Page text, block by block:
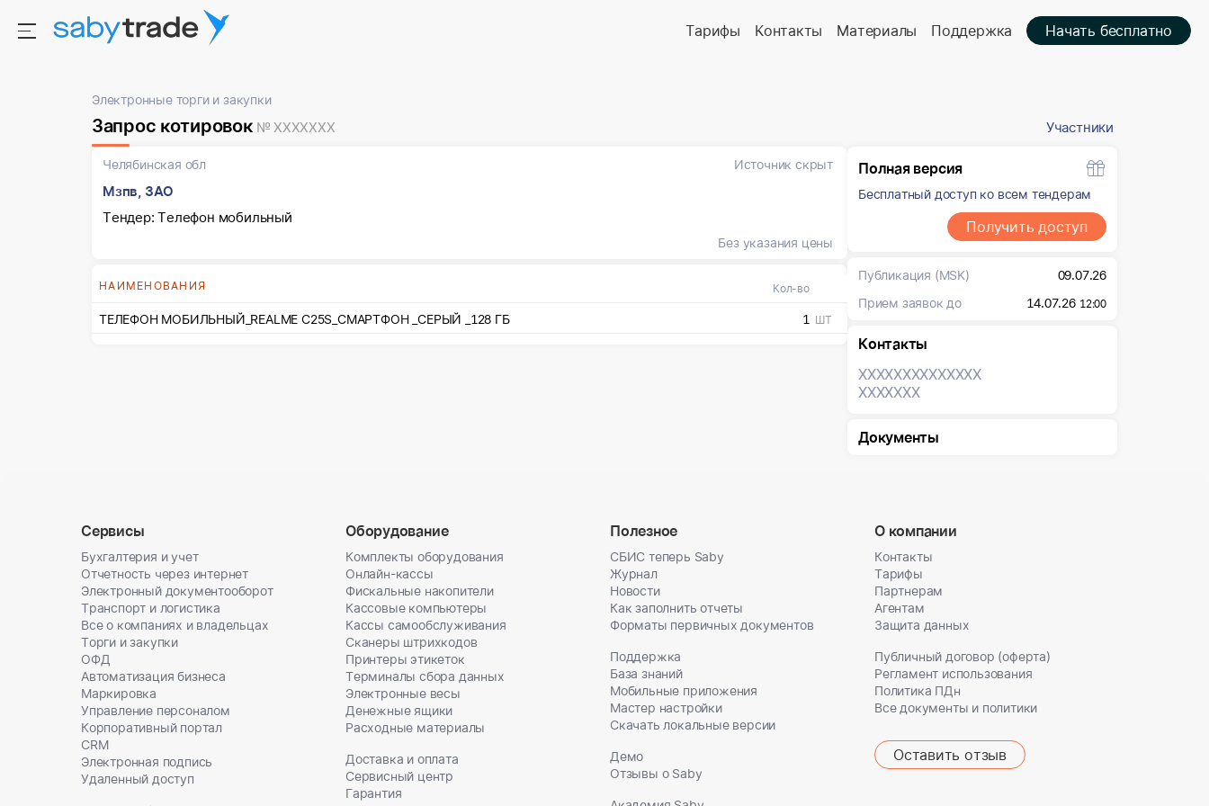
Тарифы Контакты Материалы Поддержка Начать бесплатно
Электронные торги и закупки
Запрос котировок № XXXXXXX Участники
Челябинская обл Источник скрыт
Мзпв, ЗАО
Тендер: Телефон мобильный
Без указания цены
НАИМЕНОВАНИЯ Кол-во
ТЕЛЕФОН МОБИЛЬНЫЙ_REALME C25S_СМАРТФОН _СЕРЫЙ _128 ГБ 1 ШТ
Полная версия
Бесплатный доступ ко всем тендерам
Получить доступ
Публикация (MSK)
09.07.26
Прием заявок до
14.07.26 12:00
Контакты
XXXXXXXXXXXXXX
XXXXXXX
Документы
Сервисы
Бухгалтерия и учет
Отчетность через интернет
Электронный документооборот
Транспорт и логистика
Все о компаниях и владельцах
Торги и закупки
ОФД
Автоматизация бизнеса
Маркировка
Управление персоналом
Корпоративный портал
CRM
Электронная подпись
Удаленный доступ
Оборудование
Комплекты оборудования
Онлайн-кассы
Фискальные накопители
Кассовые компьютеры
Кассы самообслуживания
Сканеры штрихкодов
Принтеры этикеток
Терминалы сбора данных
Электронные весы
Денежные ящики
Расходные материалы
Доставка и оплата
Сервисный центр
Гарантия
Полезное
СБИС теперь Saby
Журнал
Новости
Как заполнить отчеты
Форматы первичных документов
Поддержка
База знаний
Мобильные приложения
Мастер настройки
Скачать локальные версии
Демо
Отзывы о Saby
О компании
Контакты
Тарифы
Партнерам
Агентам
Защита данных
Публичный договор (оферта)
Регламент использования
Политика ПДн
Все документы и политики
Оставить отзыв